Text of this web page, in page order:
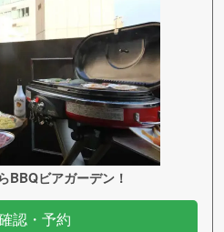
BBQビアガーデン！
認・予約